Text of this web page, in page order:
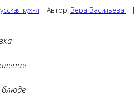
кухня | Автор: Вера Васильева | |